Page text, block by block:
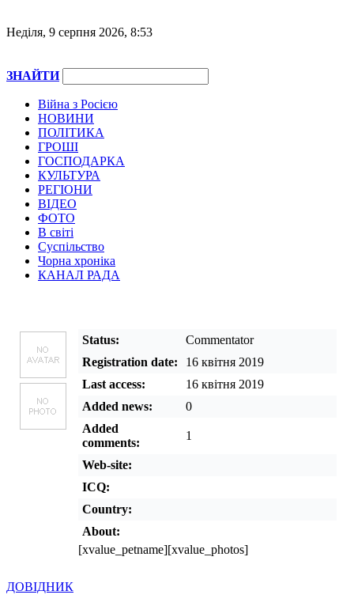
Неділя, 9 серпня 2026, 8:53
ЗНАЙТИ
Війна з Росією
НОВИНИ
ПОЛІТИКА
ГРОШІ
ГОСПОДАРКА
КУЛЬТУРА
РЕГІОНИ
ВІДЕО
ФОТО
В світі
Суспільство
Чорна хроніка
КАНАЛ РАДА
Status:
Commentator
Registration date:
16 квітня 2019
Last access:
16 квітня 2019
Added news:
0
Added
comments:
1
Web-site:
ICQ:
Country:
About:
[xvalue_petname][xvalue_photos]
ДОВІДНИК